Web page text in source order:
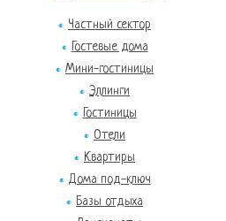
Частный сектор
Гостевые дома
Мини-гостиницы
Эллинги
Гостиницы
Отели
Квартиры
Дома под-ключ
Базы отдыха